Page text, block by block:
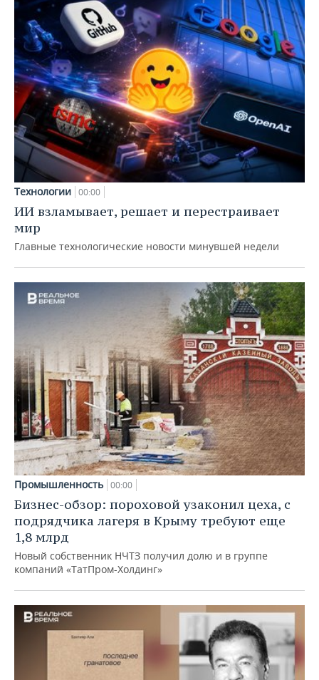
Технологии 00:00
ИИ взламывает, решает и перестраивает
мир
Главные технологические новости минувшей недели
Промышленность 00:00
Бизнес-обзор: пороховой узаконил цеха, с
подрядчика лагеря в Крыму требуют еще
1,8 млрд
Новый собственник НЧТЗ получил долю и в группе
компаний «ТатПром-Холдинг»